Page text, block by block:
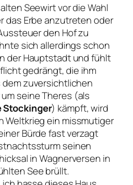
Seewirt vor die Wahl
das Erbe anzutreten oder
den Hof zu
sich allerdings schon
der Hauptstadt und fühlt
gedrängt, die ihm
zuversichtlichen
seine Theres (als
Stockinger) kämpft, wird
Weltkrieg ein missmutiger
Bürde fast verzagt
seinen
in Wagnerversen in
See brüllt.